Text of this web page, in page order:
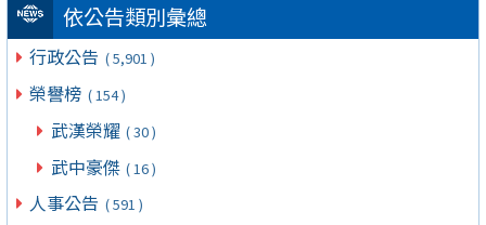
依公告類別彙總
行政公告 ( 5,901 )
榮譽榜 ( 154 )
武漢榮耀 ( 30 )
武中豪傑 ( 16 )
人事公告 ( 591 )